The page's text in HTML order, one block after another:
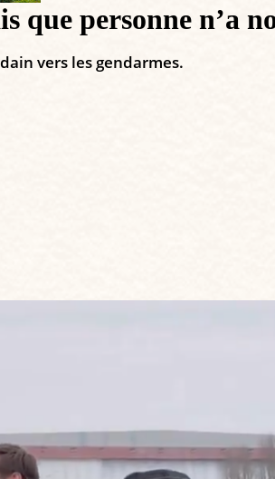
que personne n’a
vers les gendarmes.